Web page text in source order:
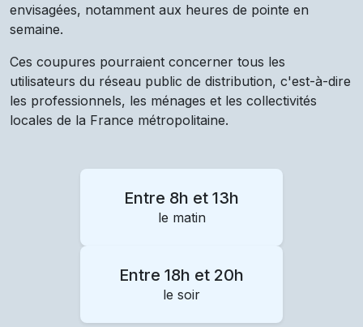
envisagées, notamment aux heures de pointe en
semaine.
Ces coupures pourraient concerner tous les
utilisateurs du réseau public de distribution, c'est-à-dire
les professionnels, les ménages et les collectivités
locales de la France métropolitaine.
Entre 8h et 13h
le matin
Entre 18h et 20h
le soir